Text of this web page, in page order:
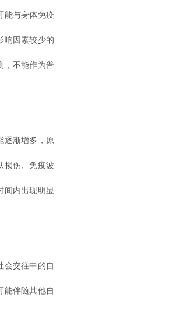
与身体免疫
响因素较少的
，不能作为普
渐增多，原
损伤、免疫波
间内出现明显
交往中的自
能伴随其他自